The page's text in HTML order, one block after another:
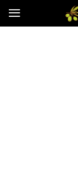
Oliwkowo.pl